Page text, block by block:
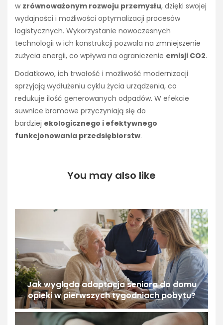
w zrównoważonym rozwoju przemysłu, dzięki swojej
wydajności i możliwości optymalizacji procesów
logistycznych. Wykorzystanie nowoczesnych
technologii w ich konstrukcji pozwala na zmniejszenie
zużycia energii, co wpływa na ograniczenie emisji CO2.
Dodatkowo, ich trwałość i możliwość modernizacji
sprzyjają wydłużeniu cyklu życia urządzenia, co
redukuje ilość generowanych odpadów. W efekcie
suwnice bramowe przyczyniają się do
bardziej ekologicznego i efektywnego
funkcjonowania przedsiębiorstw.
You may also like
Jak wygląda adaptacja seniora do domu
opieki w pierwszych tygodniach pobytu?